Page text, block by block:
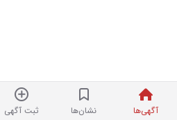
آگهی‌ها نشان‌ها ثبت آگهی